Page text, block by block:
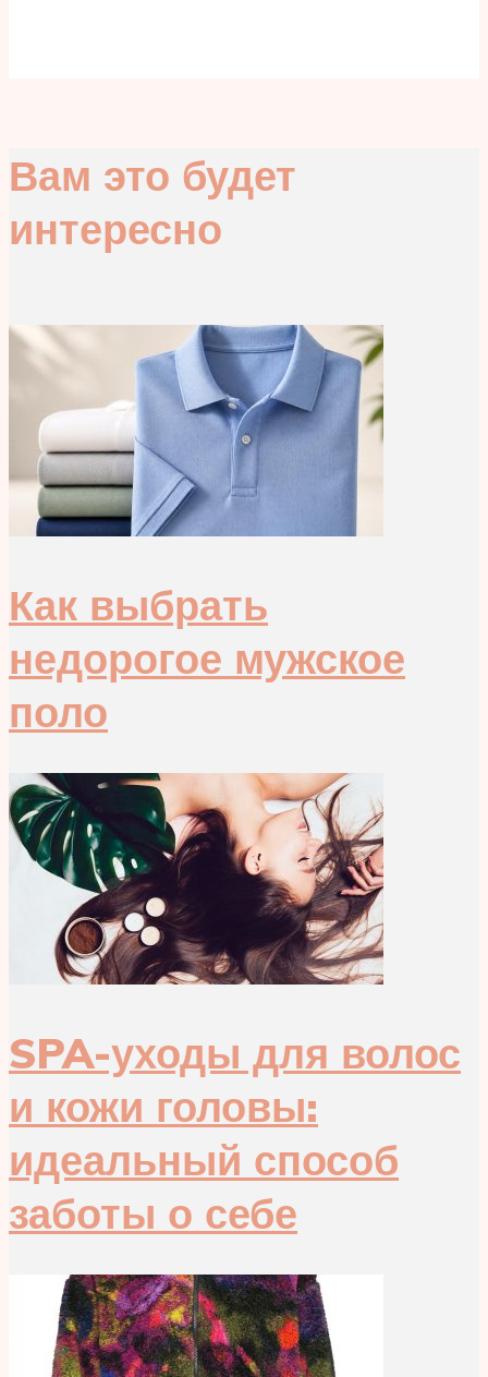
Вам это будет
интересно
Как выбрать
недорогое мужское
поло
SPA-уходы для волос
и кожи головы:
идеальный способ
заботы о себе